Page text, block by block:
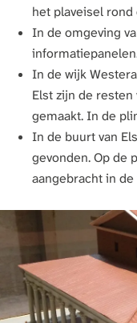
het plaveisel rond
In de omgeving
In de wijk
Elst zijn de
gemaakt. In de
In de buurt van
gevonden. Op de
aangebracht in